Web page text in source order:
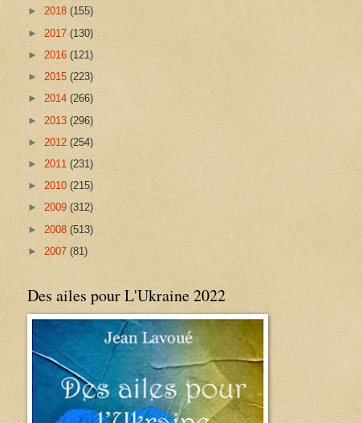
► 2018 (155)
► 2017 (130)
► 2016 (121)
► 2015 (223)
► 2014 (266)
► 2013 (296)
► 2012 (254)
► 2011 (231)
► 2010 (215)
► 2009 (312)
► 2008 (513)
► 2007 (81)
Des ailes pour L'Ukraine 2022